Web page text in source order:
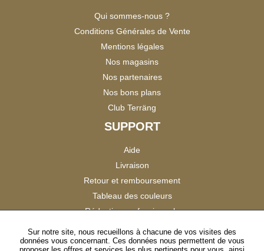
Qui sommes-nous ?
Conditions Générales de Vente
Mentions légales
Nos magasins
Nos partenaires
Nos bons plans
Club Terräng
SUPPORT
Aide
Livraison
Retour et remboursement
Tableau des couleurs
Réduction professionnels
Catalogues
Satisfaction Clients
Sur notre site, nous recueillons à chacune de vos visites des
données vous concernant. Ces données nous permettent de vous